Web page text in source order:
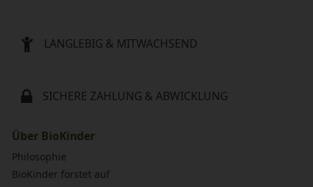
LANGLEBIG & MITWACHSEND
SICHERE ZAHLUNG & ABWICKLUNG
Über BioKinder
Philosophie
BioKinder forstet auf